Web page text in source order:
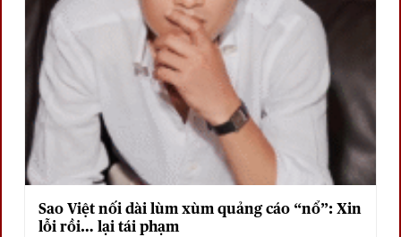
Sao Việt nối dài lùm xùm quảng cáo “nổ”: Xin
lỗi rồi… lại tái phạm